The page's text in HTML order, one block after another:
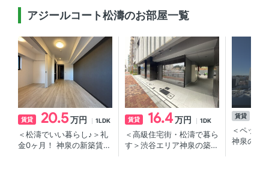
アジールコート松濤のお部屋一覧
賃貸 20.5万円 1LDK
＜松濤でいい暮らし♪＞礼
金0ヶ月！ 神泉の新築賃貸
賃貸 16.4万円 1DK
＜高級住宅街・松濤で暮ら
す＞渋谷エリア神泉の築浅
賃貸
＜ペット
神泉の賃